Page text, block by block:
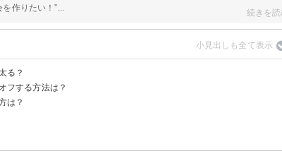
作りたい！”...
る？
き菓子・ケーキ類と比較
フする方法は？
は？